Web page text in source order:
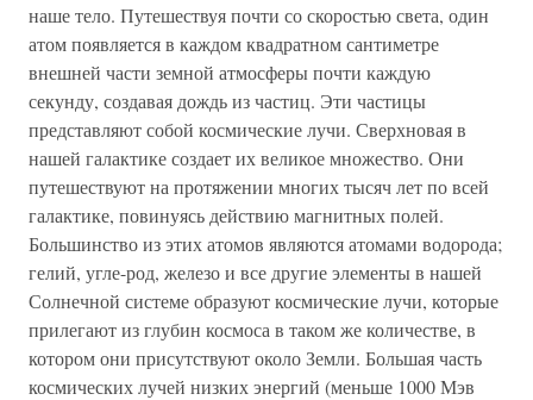
наше тело. Путешествуя почти со скоростью света, один
атом появляется в каждом квадратном сантиметре
внешней части земной атмосферы почти каждую
секунду, создавая дождь из частиц. Эти частицы
представляют собой космические лучи. Сверхновая в
нашей галактике создает их великое множество. Они
путешествуют на протяжении многих тысяч лет по всей
галактике, повинуясь действию магнитных полей.
Большинство из этих атомов являются атомами водорода;
гелий, угле-род, железо и все другие элементы в нашей
Солнечной системе образуют космические лучи, которые
прилегают из глубин космоса в таком же количестве, в
котором они присутствуют около Земли. Большая часть
космических лучей низких энергий (меньше 1000 Мэв